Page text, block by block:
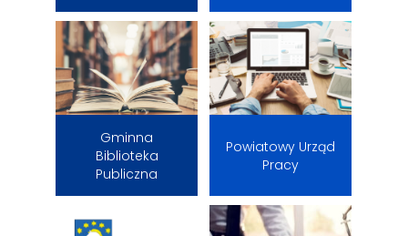
Gminna
Biblioteka
Publiczna
Powiatowy Urząd
Pracy